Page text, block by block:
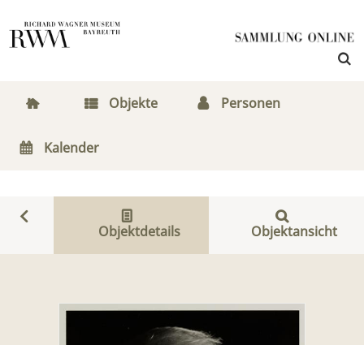
Objekte Personen
Kalender
Objektdetails Objektansicht